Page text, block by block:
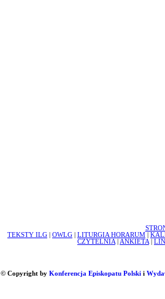
TEKSTY ILG
OWLG LITURGIA HORARUM
CZYTELNIA
ANKIETA
© Copyright by Konferencja Episkopatu Polskii